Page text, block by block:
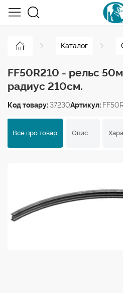
Каталог
FF50R210 - рельс
радиус 210см.
Код товару: 37230Артикул:
Все про товар Опис